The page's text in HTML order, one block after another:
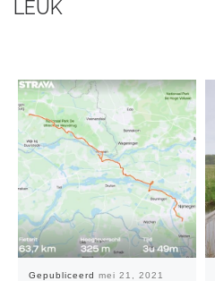
LEUK
Gepubliceerd mei 21, 2021